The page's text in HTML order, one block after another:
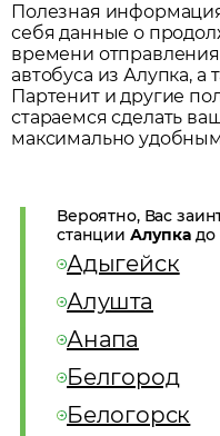
Полезная
себя данные о
времени
автобуса изАлупка, а
Партенити другие
стараемся сделать
максимально
Вероятно, Вас
станции Алупка до
Адыгейск
Алушта
Анапа
Белгород
Белогорск